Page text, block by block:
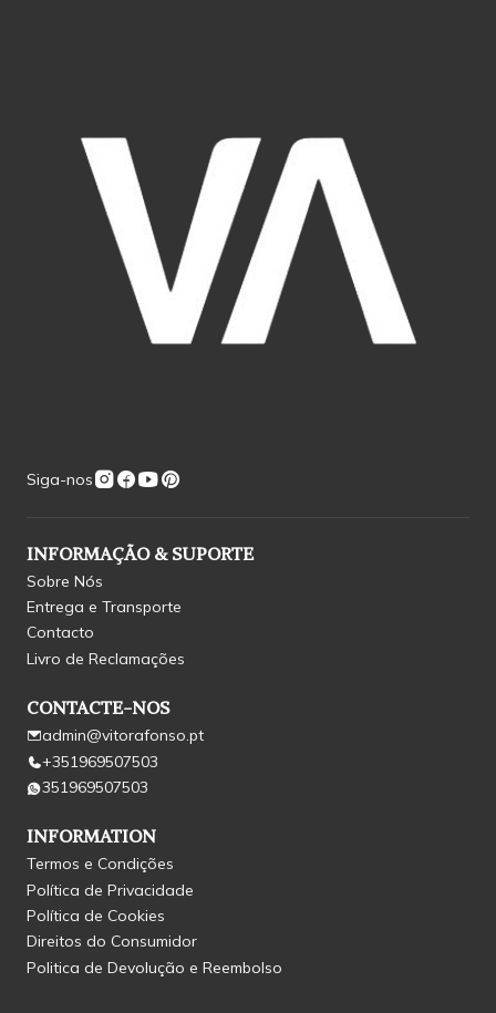
Siga-nos
INFORMAÇÃO & SUPORTE
Sobre Nós
Entrega e Transporte
Contacto
Livro de Reclamações
CONTACTE-NOS
admin@vitorafonso.pt
+351969507503
351969507503
INFORMATION
Termos e Condições
Política de Privacidade
Política de Cookies
Direitos do Consumidor
Politica de Devolução e Reembolso